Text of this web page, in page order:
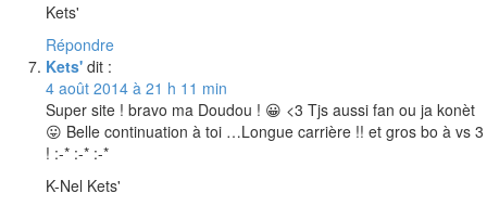
Kets'
Répondre
Kets' dit :
4 août 2014 à 21 h 11 min
Super site ! bravo ma Doudou ! 😀 <3 Tjs aussi fan ou ja konèt
😛 Belle continuation à toi …Longue carrière !! et gros bo à vs 3
! :-* :-* :-*
K-Nel Kets'